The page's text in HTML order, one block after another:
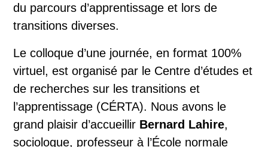
du parcours d’apprentissage et lors de
transitions diverses.
Le colloque d’une journée, en format 100%
virtuel, est organisé par le Centre d’études et
de recherches sur les transitions et
l’apprentissage (CÉRTA). Nous avons le
grand plaisir d’accueillir Bernard Lahire,
sociologue, professeur à l’École normale